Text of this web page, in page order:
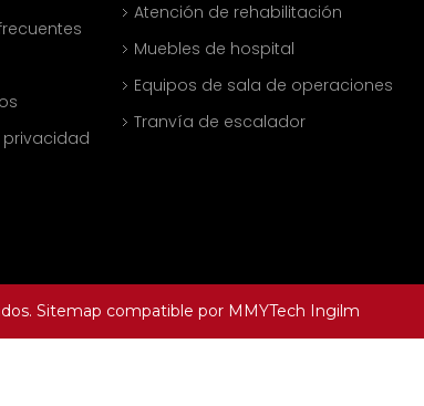
Atención de rehabilitación
Muebles de hospital
Equipos de sala de operaciones
Tranvía de escalador
Sitemap compatible por MMYTech Ingilm